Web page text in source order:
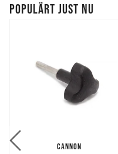
POPULÄRT JUST NU
CANNON